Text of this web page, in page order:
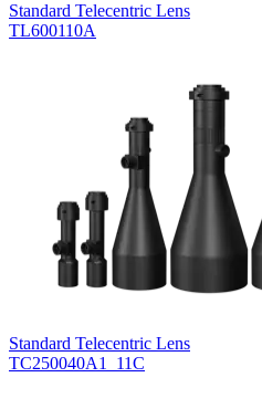
Standard Telecentric Lens
TL600110A
Standard Telecentric Lens
TC250040A1_11C